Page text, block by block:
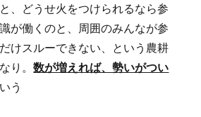
、どうせ火をつけられるなら参
が働くのと、周囲のみんなが参
けスルーできない、という農耕
り。数が増えれば、勢いがつい
う